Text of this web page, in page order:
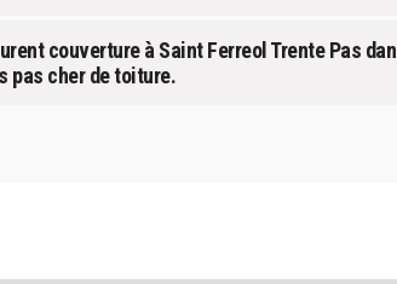
couverture à Saint Ferreol Trente Pas
pas cher de toiture.